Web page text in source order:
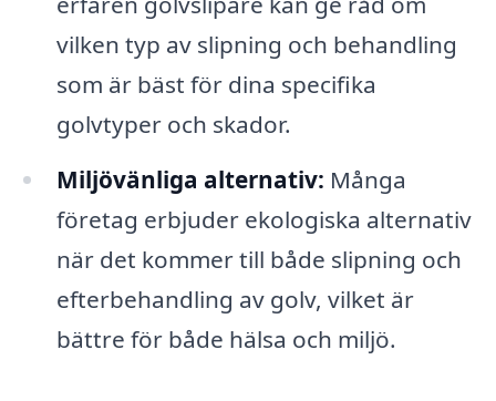
vilken typ av slipning och behandling
som är bäst för dina specifika
golvtyper och skador.
Miljövänliga alternativ: Många
företag erbjuder ekologiska alternativ
när det kommer till både slipning och
efterbehandling av golv, vilket är
bättre för både hälsa och miljö.